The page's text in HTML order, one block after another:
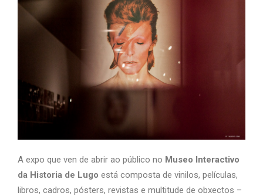
A expo que ven de abrir ao público no Museo Interactivo
da Historia de Lugo está composta de vinilos, películas,
libros, cadros, pósters, revistas e multitude de obxectos –